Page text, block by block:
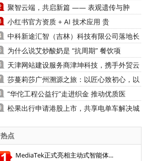
聚智云端，共启新篇 —— 表观遗传与肿
小红书官方资质 + AI 技术应用 贵
中科新途汇智（吉林）科技有限公司落地长
为什么说艾炒酸奶是 “抗周期” 餐饮项
天津网站建设服务商津坤科技，携手外贸云
莎蔓莉莎广州溯源之旅：以匠心致初心，以
“华佗工程公益行”走进织金 推动优质医
松果出行申请港股上市，共享电单车解决城
热点
MediaTek正式亮相主动式智能体...